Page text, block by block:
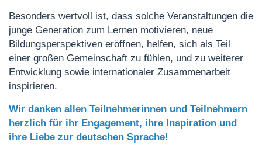
Besonders wertvoll ist, dass solche Veranstaltungen die
junge Generation zum Lernen motivieren, neue
Bildungsperspektiven eröffnen, helfen, sich als Teil
einer großen Gemeinschaft zu fühlen, und zu weiterer
Entwicklung sowie internationaler Zusammenarbeit
inspirieren.
Wir danken allen Teilnehmerinnen und Teilnehmern
herzlich für ihr Engagement, ihre Inspiration und
ihre Liebe zur deutschen Sprache!